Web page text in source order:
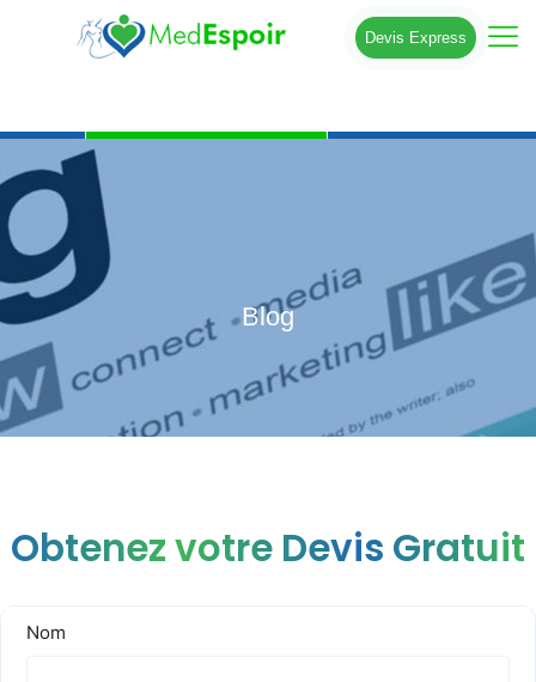
Devis Express
Blog
Obtenez votre Devis Gratuit